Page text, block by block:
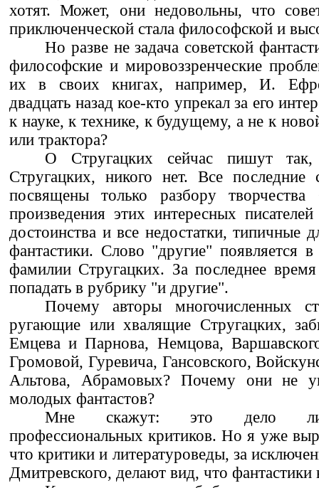
хотят. Может, они недовольны, что
приключенческой стала философской и
Но разве не задача советской
философские и мировоззренческие
их в своих книгах, например, И.
двадцать назад кое-кто упрекал за его
к науке, к технике, к будущему, а не к
или трактора?
О Стругацких сейчас пишут
Стругацких, никого нет. Все последние
посвящены только разбору творчества
произведения этих интересных
достоинства и все недостатки, типичные
фантастики. Слово "другие" появляется в
фамилии Стругацких. За последнее
попадать в рубрику "и другие".
Почему авторы многочисленных
ругающие или хвалящие Стругацких,
Емцева и Парнова, Немцова,
Громовой, Гуревича, Гансовского,
Альтова, Абрамовых? Почему они не
молодых фантастов?
Мне скажут: это дело
профессиональных критиков. Но я уже
что критики и литературоведы, за
Дмитревского, делают вид, что фантастики